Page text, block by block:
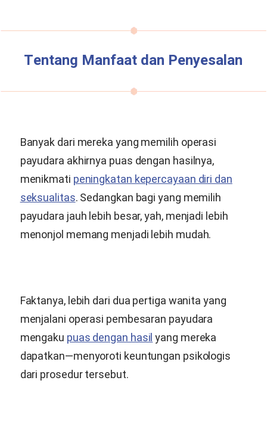
Tentang Manfaat dan Penyesalan
Banyak dari mereka yang memilih operasi
payudara akhirnya puas dengan hasilnya,
menikmati peningkatan kepercayaan diri dan
seksualitas. Sedangkan bagi yang memilih
payudara jauh lebih besar, yah, menjadi lebih
menonjol memang menjadi lebih mudah.
Faktanya, lebih dari dua pertiga wanita yang
menjalani operasi pembesaran payudara
mengaku puas dengan hasil yang mereka
dapatkan—menyoroti keuntungan psikologis
dari prosedur tersebut.